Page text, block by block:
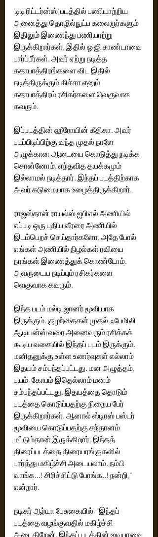
'டிடி ரிட்டர்ன்ஸ்' படத்தில் பணியாற்றிய
அனைத்து தொழில்நுட்ப கலைஞர்களும்
இதிலும் இணைந்து பணியாற்று
இருக்கிறார்கள். இதில் ஓ ஜி சாண்டாவை
பார்ப்பீர்கள். அவர் ஏற்று நடித்த
கதாபாத்திரங்களை விட இதில்
நடித்திருக்கும் கிச்சா எனும்
கதாபாத்திரம் ரசிகர்களை வெகுவாக
கவரும்.
இப்படத்தின் ஹீரோயின் கீதிகா. அவர்
படப்பிடிப்பிற்கு வந்த முதல் நாளே
அழுக்கான ஆடையை கொடுத்து நடிக்க
சொன்னோம். எந்தவித தயக்கமும்
இல்லாமல் நடித்தார். இந்தப் படத்திற்காக
அவர் கடுமையாக உழைத்திருக்கிறார்.
ராஜஸ்தான் ராயல்ஸ் ஐபிஎல் அணியில்
எப்படி ஒரு புதிய வீரரை அணியில்
இடம்பெறச் செய்தார்களோ, அதே போல்
எங்கள் அணியில் நிழல்கள் ரவியை
நாங்கள் இணைத்துக் கொண்டோம்.
அவருடைய நடிப்பும் ரசிகர்களை
வெகுவாக கவரும்.
இந்த படம் மல்டி ஜானர் மூவியாக
இருக்கும். குழந்தைகள் முதல் ஃபேமிலி
ஆடியன்ஸ் வரை அனைவரும் ரசிக்கக்
கூடிய வகையில் இந்தப் படம் இருக்கும்.
மனிதனுக்கு உள்ள உணர்வுகள் எல்லாம்
இதயம் சம்பந்தப்பட்டது. மன அழுத்தம்,
பயம், கோபம் இதெல்லாம் மனம்
சம்பந்தப்பட்டது. இதயத்தை தொடும்
படத்தை கொடுப்பதற்கு நிறைய பேர்
இருக்கிறார்கள். ஆனால் ஸ்டிரஸ் பஸ்டர்
மூவியை கொடுப்பதற்கு சந்தானம்
மட்டும்தான் இருக்கிறார். இந்தத்
திரைப்படத்தை திரையரங்குகளில்
பார்த்து மகிழ்ச்சி அடையலாம். நம்பி
வாங்க...! சிரிச்சிட்டு போங்க..! நன்றி,''
என்றார்.
நடிகர் ஆர்யா பேசுகையில், ''இந்தப்
படத்தை வழங்குவதில் மகிழ்ச்சி
அடைகிறேன். இந்தப் படத்தின் ஐடியாவை